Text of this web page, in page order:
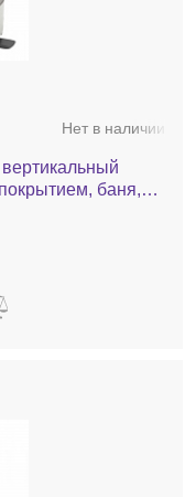
Нет в наличии
баня,